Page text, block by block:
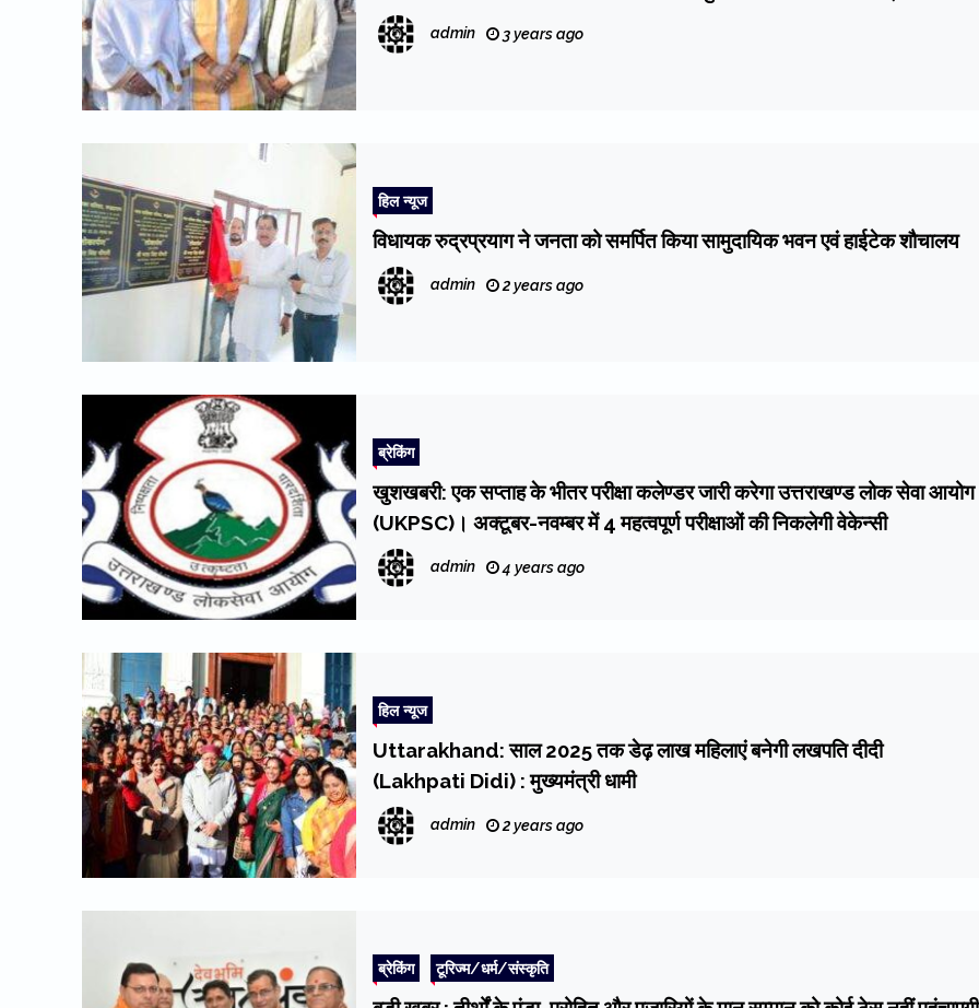
admin 3 years ago
हिल न्यूज
विधायक रुद्रप्रयाग ने जनता को समर्पित किया सामुदायिक भवन एवं हाईटेक शौचालय
admin 2 years ago
ब्रेकिंग
खुशखबरी: एक सप्ताह के भीतर परीक्षा कलेण्डर जारी करेगा उत्तराखण्ड लोक सेवा आयोग
(UKPSC)। अक्टूबर-नवम्बर में 4 महत्वपूर्ण परीक्षाओं की निकलेगी वेकेन्सी
admin 4 years ago
हिल न्यूज
Uttarakhand: साल 2025 तक डेढ़ लाख महिलाएं बनेगी लखपति दीदी
(Lakhpati Didi) : मुख्यमंत्री धामी
admin 2 years ago
ब्रेकिंग टूरिज्म/धर्म/संस्कृति